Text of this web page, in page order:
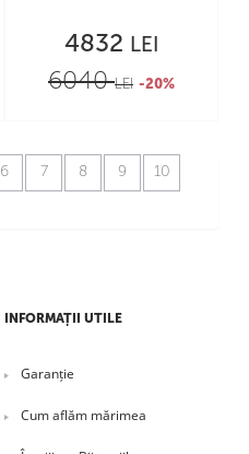
4832 LEI
6040LEI -20%
6 7 8 9 10
INFORMAȚII UTILE
Garanție
Cum aflăm mărimea